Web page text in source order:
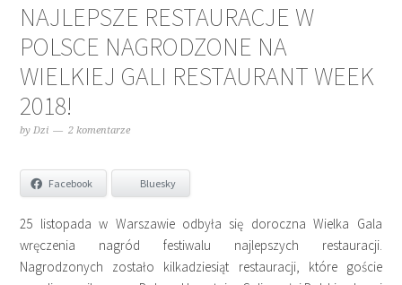
NAJLEPSZE RESTAURACJE W
POLSCE NAGRODZONE NA
WIELKIEJ GALI RESTAURANT WEEK
2018!
byDzi 2 komentarze
Facebook Bluesky
25 listopada w Warszawie odbyła się doroczna Wielka Gala
wręczenia nagród festiwalu najlepszych restauracji.
Nagrodzonych zostało kilkadziesiąt restauracji, które goście